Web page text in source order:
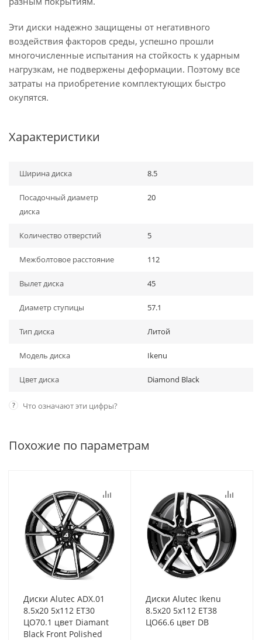
Эти диски надежно защищены от негативного
воздействия факторов среды, успешно прошли
многочисленные испытания на стойкость к ударным
нагрузкам, не подвержены деформации. Поэтому все
затраты на приобретение комплектующих быстро
окупятся.
Характеристики
Ширина диска 8.5
Посадочный диаметр
диска
20
Количество отверстий 5
Межболтовое расстояние 112
Вылет диска 45
Диаметр ступицы 57.1
Тип диска Литой
Модель диска Ikenu
Цвет диска Diamond Black
? Что означают эти цифры?
Похожие по параметрам
Диски Alutec ADX.01
8.5x20 5x112 ET30
ЦО70.1 цвет Diamant
Black Front Polished
Диски Alutec Ikenu
8.5x20 5x112 ET38
ЦО66.6 цвет DB